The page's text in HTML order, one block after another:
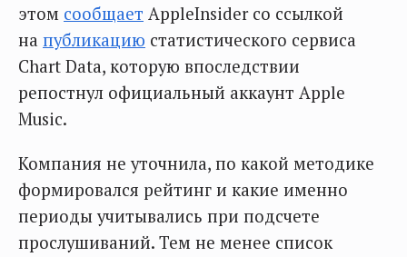
этом сообщает AppleInsider со ссылкой
на публикацию статистического сервиса
Chart Data, которую впоследствии
репостнул официальный аккаунт Apple
Music.
Компания не уточнила, по какой методике
формировался рейтинг и какие именно
периоды учитывались при подсчете
прослушиваний. Тем не менее список